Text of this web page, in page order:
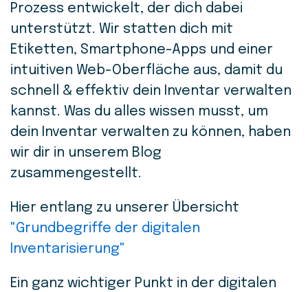
Prozess entwickelt, der dich dabei
unterstützt. Wir statten dich mit
Etiketten, Smartphone-Apps und einer
intuitiven Web-Oberfläche aus, damit du
schnell & effektiv dein Inventar verwalten
kannst. Was du alles wissen musst, um
dein Inventar verwalten zu können, haben
wir dir in unserem Blog
zusammengestellt.
Hier entlang zu unserer Übersicht
"Grundbegriffe der digitalen
Inventarisierung"
Ein ganz wichtiger Punkt in der digitalen